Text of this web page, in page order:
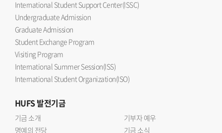
International Student Support Center(ISSC)
Undergraduate Admission
Graduate Admission
Student Exchange Program
Visiting Program
International Summer Session(ISS)
International Student Organization(ISO)
HUFS발전기금
기금 소개
기부자 예우
명예의 전당
기금 소식